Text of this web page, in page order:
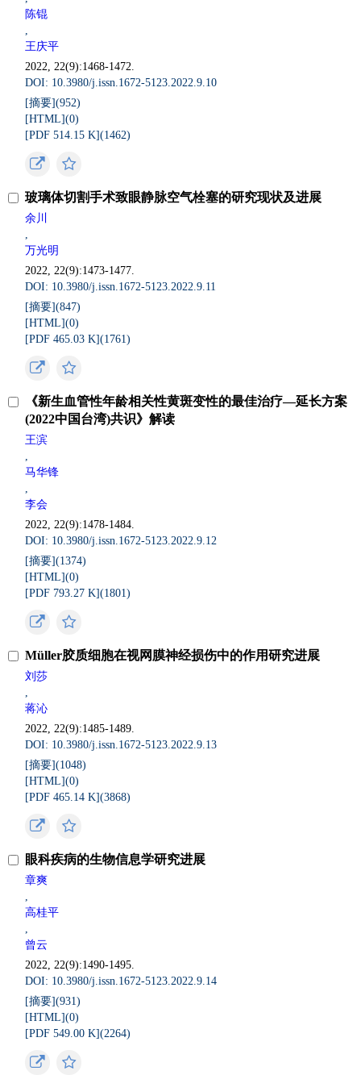
陈锟
,
王庆平
2022, 22(9):1468-1472.
DOI: 10.3980/j.issn.1672-5123.2022.9.10
[摘要](952)
[HTML](0)
[PDF 514.15 K](1462)
玻璃体切割手术致眼静脉空气栓塞的研究现状及进展
余川
,
万光明
2022, 22(9):1473-1477.
DOI: 10.3980/j.issn.1672-5123.2022.9.11
[摘要](847)
[HTML](0)
[PDF 465.03 K](1761)
《新生血管性年龄相关性黄斑变性的最佳治疗—延长方案
(2022中国台湾)共识》解读
王滨
,
马华锋
,
李会
2022, 22(9):1478-1484.
DOI: 10.3980/j.issn.1672-5123.2022.9.12
[摘要](1374)
[HTML](0)
[PDF 793.27 K](1801)
Müller胶质细胞在视网膜神经损伤中的作用研究进展
刘莎
,
蒋沁
2022, 22(9):1485-1489.
DOI: 10.3980/j.issn.1672-5123.2022.9.13
[摘要](1048)
[HTML](0)
[PDF 465.14 K](3868)
眼科疾病的生物信息学研究进展
章爽
,
高桂平
,
曾云
2022, 22(9):1490-1495.
DOI: 10.3980/j.issn.1672-5123.2022.9.14
[摘要](931)
[HTML](0)
[PDF 549.00 K](2264)